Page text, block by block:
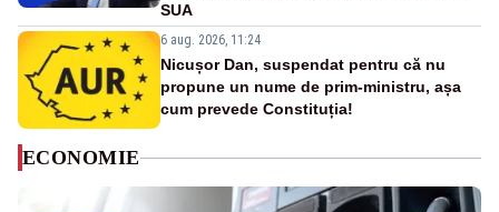
SUA
6 aug. 2026, 11:24
Nicușor Dan, suspendat pentru că nu
propune un nume de prim-ministru, așa
cum prevede Constituția!
ECONOMIE